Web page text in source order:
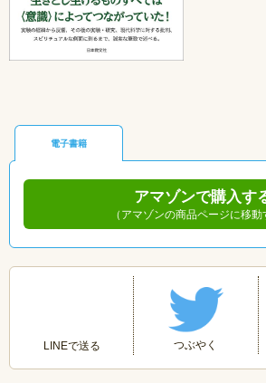
電子書籍
アマゾンで購入す
（アマゾンの商品ページに移動
LINEで送る つぶやく